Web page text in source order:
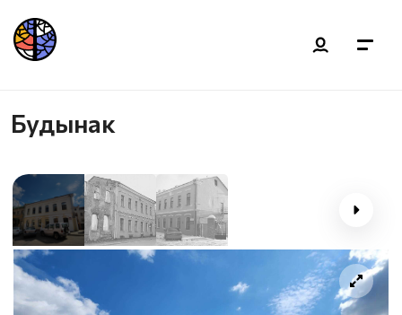
Будынак